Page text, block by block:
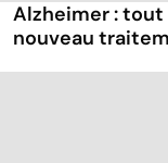
Alzheimer : tout
nouveau